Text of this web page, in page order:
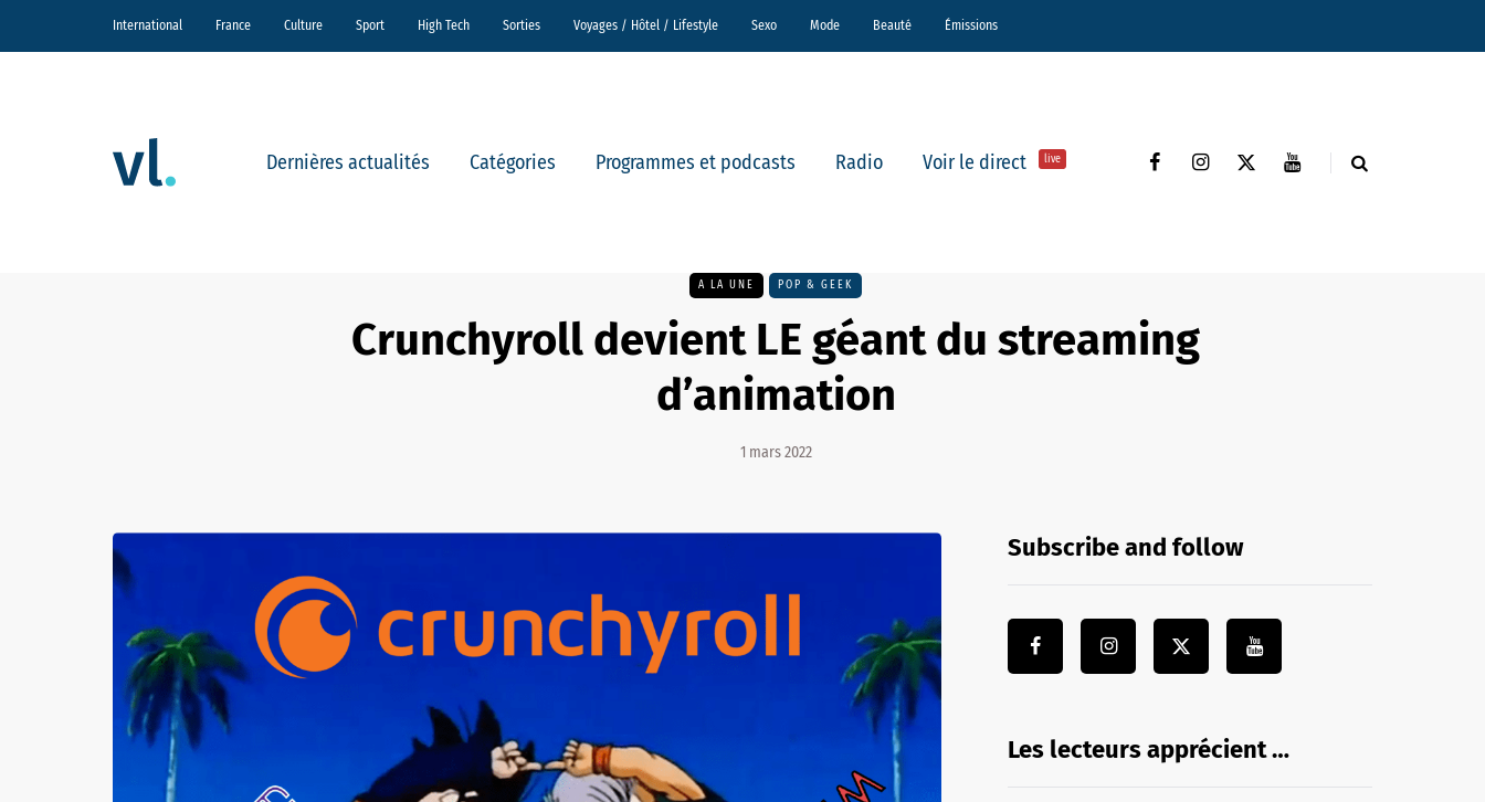
International France Culture Sport High Tech Sorties Voyages / Hôtel / Lifestyle Sexo Mode Beauté Émissions
Dernières actualités Catégories Programmes et podcasts Radio Voir le direct live
A LA UNE POP & GEEK
Crunchyroll devient LE géant du streaming
d’animation
1 mars 2022
Subscribe and follow
Les lecteurs apprécient …